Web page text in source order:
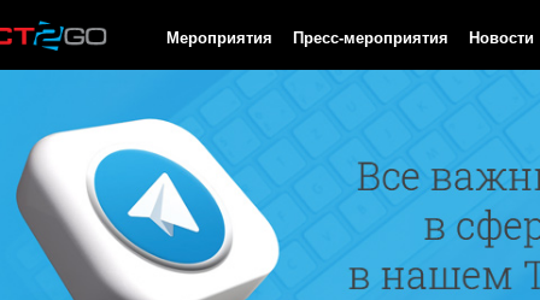
Мероприятия Пресс-мероприятия Новости